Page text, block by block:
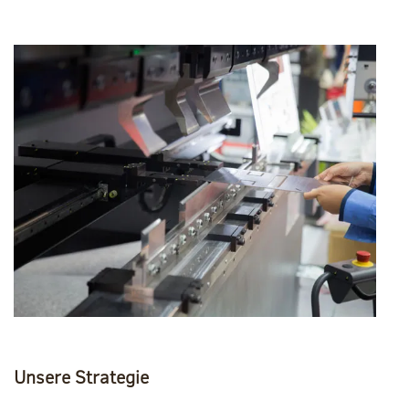
Unsere Strategie